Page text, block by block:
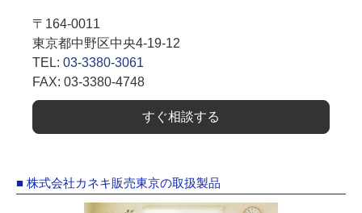
〒164-0011
東京都中野区中央4-19-12
TEL: 03-3380-3061
FAX: 03-3380-4748
すぐ相談する
■ 株式会社カネキ販売東京の取扱製品